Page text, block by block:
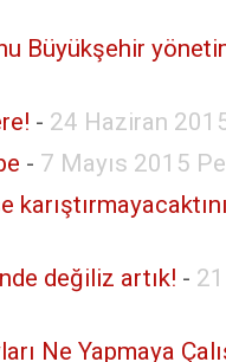
Büyükşehir
- 24 Haziran
- 7 Mayıs 2015
değiliz artık! -
Ne Yapmaya